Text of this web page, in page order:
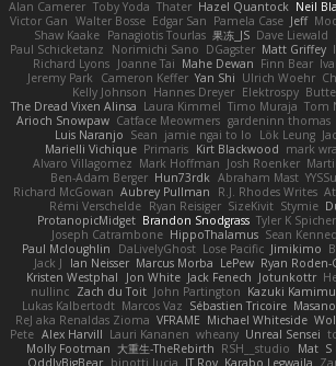
Alan Camerer Toby Yoda Thater Hazel Quantock Neil
Victor Gan Walter Bosse Edgar San Pamela Case Jeff
Shaw Kaake Panagiotis Tourlas 果冻_JS Dave Liewald
Paul Schicketanz
Norimichi Sano DGagster Matt Griffey
Richard Lyons Joanne Tai Mahe Dewan Finn Bear
Jeremy Park
Cameron Keffer Yan Shi Ulrich Woehr
Kelly Johnson Hannes Dreyer Elektrospy
The Dread Vixen Alinsa Laura Kimmel Timo Muraja Tom
Arioch Snowpaw Catface Meowmers gardeninn thomas
Luis Naranjo Sean jamie ngai to lo Lök Leung
Marielli Vichique Primaris Kirt Blackwood mark
Alvaro Villagomez Mark Hoffman Josh Roenker
Ben-Adam Berger Hun73rdk Abraham Mast
Richard McGowan Aubrey Pullman R.J. Rhodes Writes
Rémi Verschelde Ryan Reisiger SizeKivit Stymie
ProtanopicMidget Brandon Snodgrass Tyler K Spicher
Joseph Catrambone HippoThalamus Sean
Paul Mcloughlin
DaLivelyGhost Lose Pacific Jimikimo
Jack J
Ian Neisser Marcus Morba LePew Ryan
Kristen Westphal
Jon White Jack Fenech Jotunkottr
nullinc Zach du Toit John Partington Kazuki
Lukas Kalbertodt Marcos Vaz Sébastien Tricoire
ReJ aka Renaldas Zioma VFRAME Michael Whiteside
Pete Alex Harvill Lauri Kananen wheany Unreal Sensei
Molly Footman 大重生-TheRebirth RSH__studio Mat S
OddlyBigBear binotti lucia IT Roy Karabo Legwaila